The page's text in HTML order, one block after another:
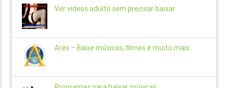
Ver vídeos adulto sem precisar baixar
Ares – Baixe músicas, filmes e muito mais..